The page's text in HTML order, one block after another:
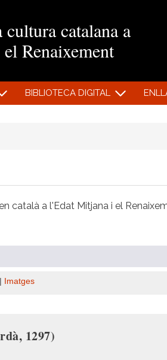
catalana a
Renaixement
BIBLIOTECA DIGITAL
català a l'Edat Mitjana i el
Imatges
1297)